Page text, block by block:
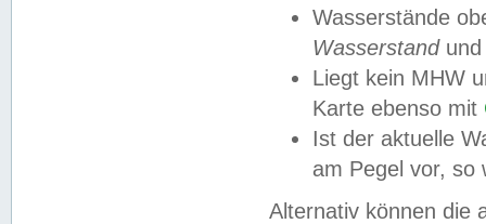
Wasserstände
Wasserstandund
Liegt kein MHW
Karte ebenso mit
Ist der aktuelle
am Pegel vor,
Alternativ können die